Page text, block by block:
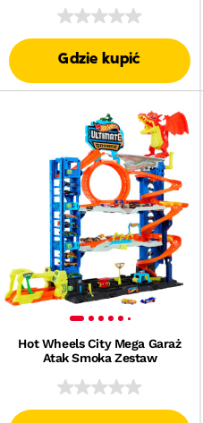
Gdzie kupić
Hot Wheels City Mega Garaż
Atak Smoka Zestaw